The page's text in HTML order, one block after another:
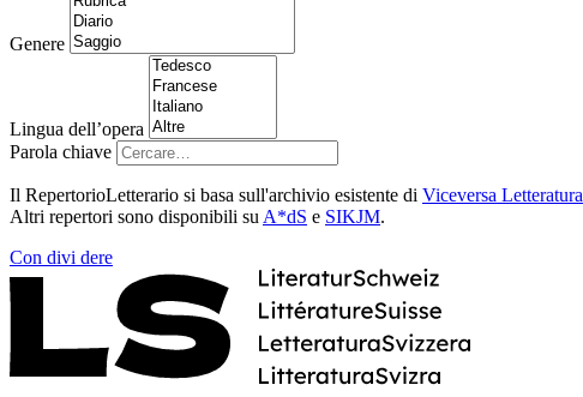
Genere
Lingua dell’opera
Parola chiave
Il RepertorioLetterario si basa sull'archivio esistente di Viceversa Letteratura
Altri repertori sono disponibili su A*dS e SIKJM.
Con divi dere